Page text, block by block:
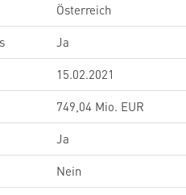
Österreich
Ja
15.02.2021
749,04 Mio. EUR
Ja
Nein